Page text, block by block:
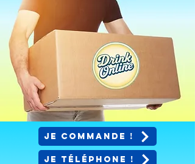
Je commande !
Je téléphone !